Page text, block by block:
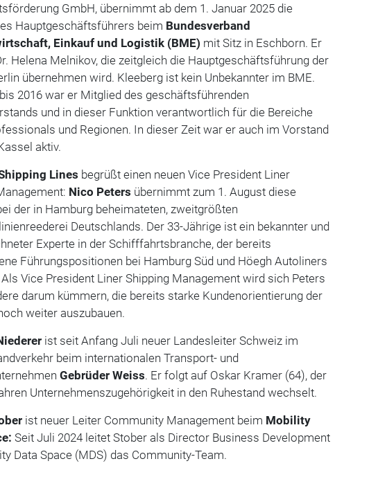
GmbH, übernimmt ab dem 1. Januar 2025 die
Hauptgeschäftsführers beim Bundesverband
Einkauf und Logistik (BME) mit Sitz in Eschborn. Er
Helena Melnikov, die zeitgleich die Hauptgeschäftsführung der
übernehmen wird. Kleeberg ist kein Unbekannter im BME.
2016 war er Mitglied des geschäftsführenden
und in dieser Funktion verantwortlich für die Bereiche
und Regionen. In dieser Zeit war er auch im Vorstand
aktiv.
Lines begrüßt einen neuen Vice President Liner
Nico Peters übernimmt zum 1. August diese
der in Hamburg beheimateten, zweitgrößten
Deutschlands. Der 33-Jährige ist ein bekannter und
Experte in der Schifffahrtsbranche, der bereits
Führungspositionen bei Hamburg Süd und Höegh Autoliners
Vice President Liner Shipping Management wird sich Peters
darum kümmern, die bereits starke Kundenorientierung der
weiter auszubauen.
ist seit Anfang Juli neuer Landesleiter Schweiz im
beim internationalen Transport- und
Gebrüder Weiss. Er folgt auf Oskar Kramer (64), der
Unternehmenszugehörigkeit in den Ruhestand wechselt.
ist neuer Leiter Community Management beim Mobility
Seit Juli 2024 leitet Stober als Director Business Development
Data Space (MDS) das Community-Team.